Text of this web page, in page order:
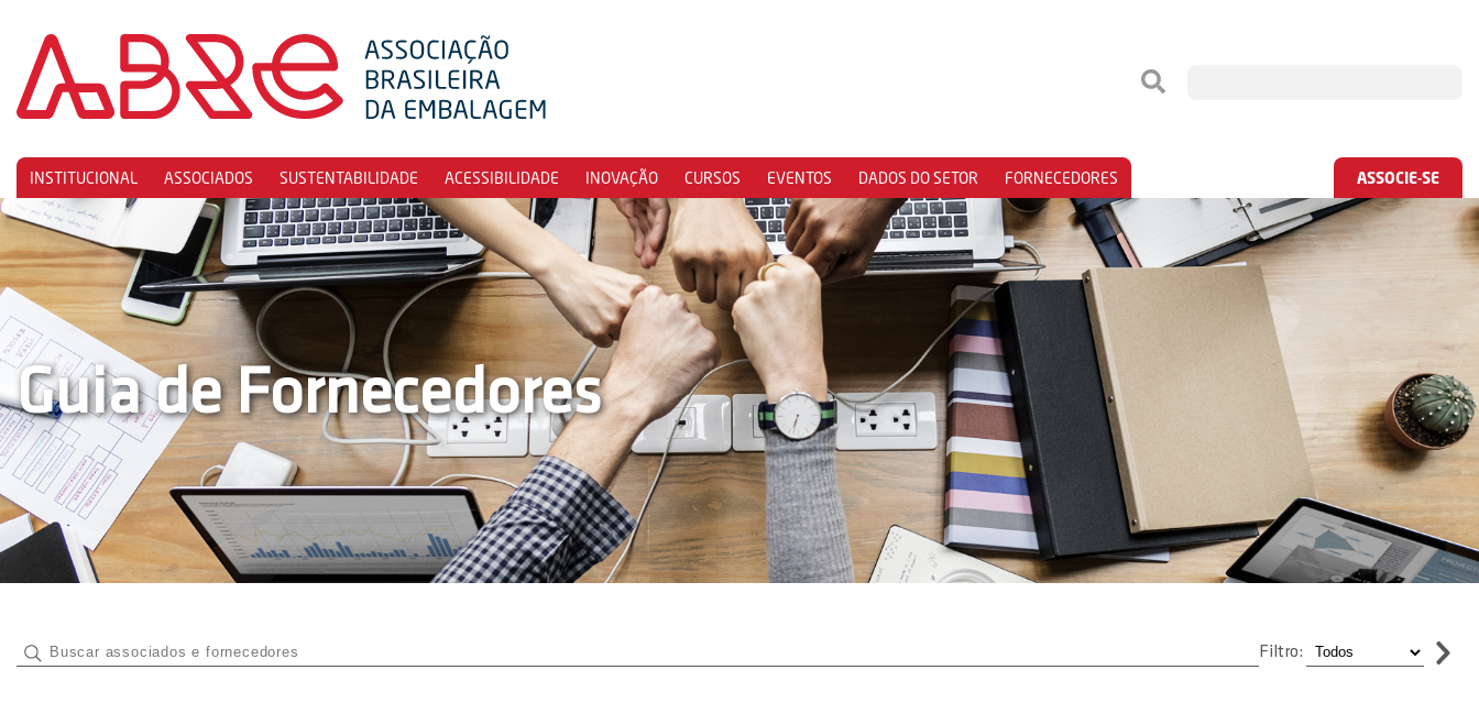
INSTITUCIONAL ASSOCIADOS SUSTENTABILIDADE ACESSIBILIDADE INOVAÇÃO CURSOS EVENTOS DADOS DO SETOR FORNECEDORES ASSOCIE-SE
Guia de Fornecedores
Filtro: